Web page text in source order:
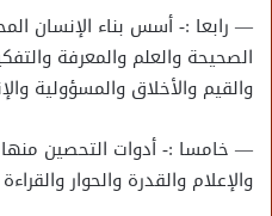
— رابعا :- أسس بناء الإنسان
الصحيحة والعلم والمعرفة
والقيم والأخلاق والمسؤولية
— خامسا :- أدوات التحصين منها
والإعلام والقدرة والحوار والقراءة